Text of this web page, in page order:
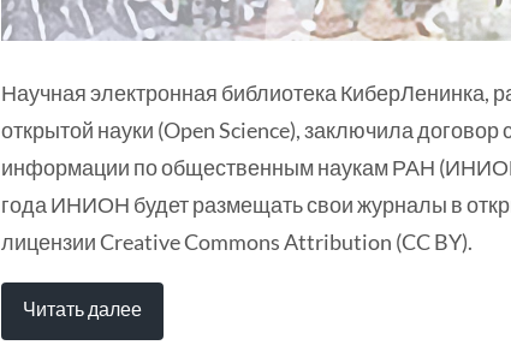
Научная электронная библиотека КиберЛенинка,
открытой науки (Open Science), заключила договор
информации по общественным наукам РАН
года ИНИОН будет размещать свои журналы в
лицензии Creative Commons Attribution (CC BY).
Читать далее